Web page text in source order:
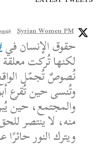
Syrian Women PM
@syriawpm
حقوق الإنسان في
لكنها تُركت معلقة
نُصوصٌ تُجمّل
وتُنسى حين تُقرع
والمجتمع، حين
منه، لا ينتصر
ويترك النور حائرًا